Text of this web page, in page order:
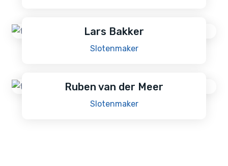
Lars Bakker
Slotenmaker
Ruben van der Meer
Slotenmaker